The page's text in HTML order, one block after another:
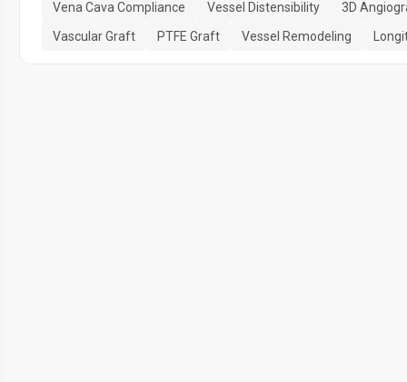
Vena Cava Compliance Vessel Distensibility
3D
Vascular Graft
PTFE Graft Vessel Remodeling